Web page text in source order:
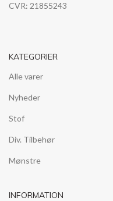
CVR: 21855243
KATEGORIER
Alle varer
Nyheder
Stof
Div. Tilbehør
Mønstre
INFORMATION